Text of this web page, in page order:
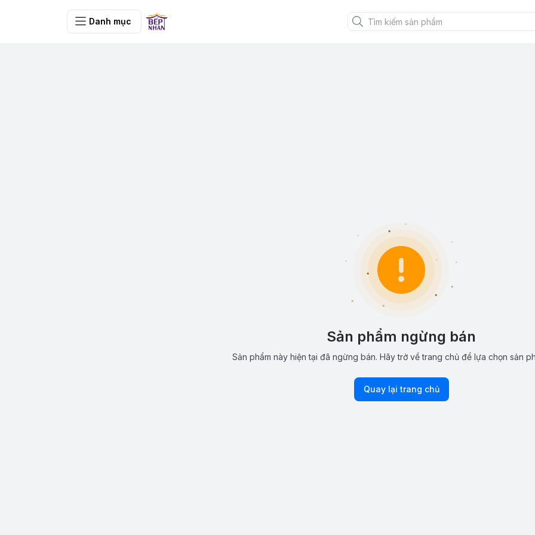
Danh mục
Sản phẩm ngừng bán
Sản phẩm này hiện tại đã ngừng bán. Hãy trở về trang chủ để lựa chọn sản
Quay lại trang chủ